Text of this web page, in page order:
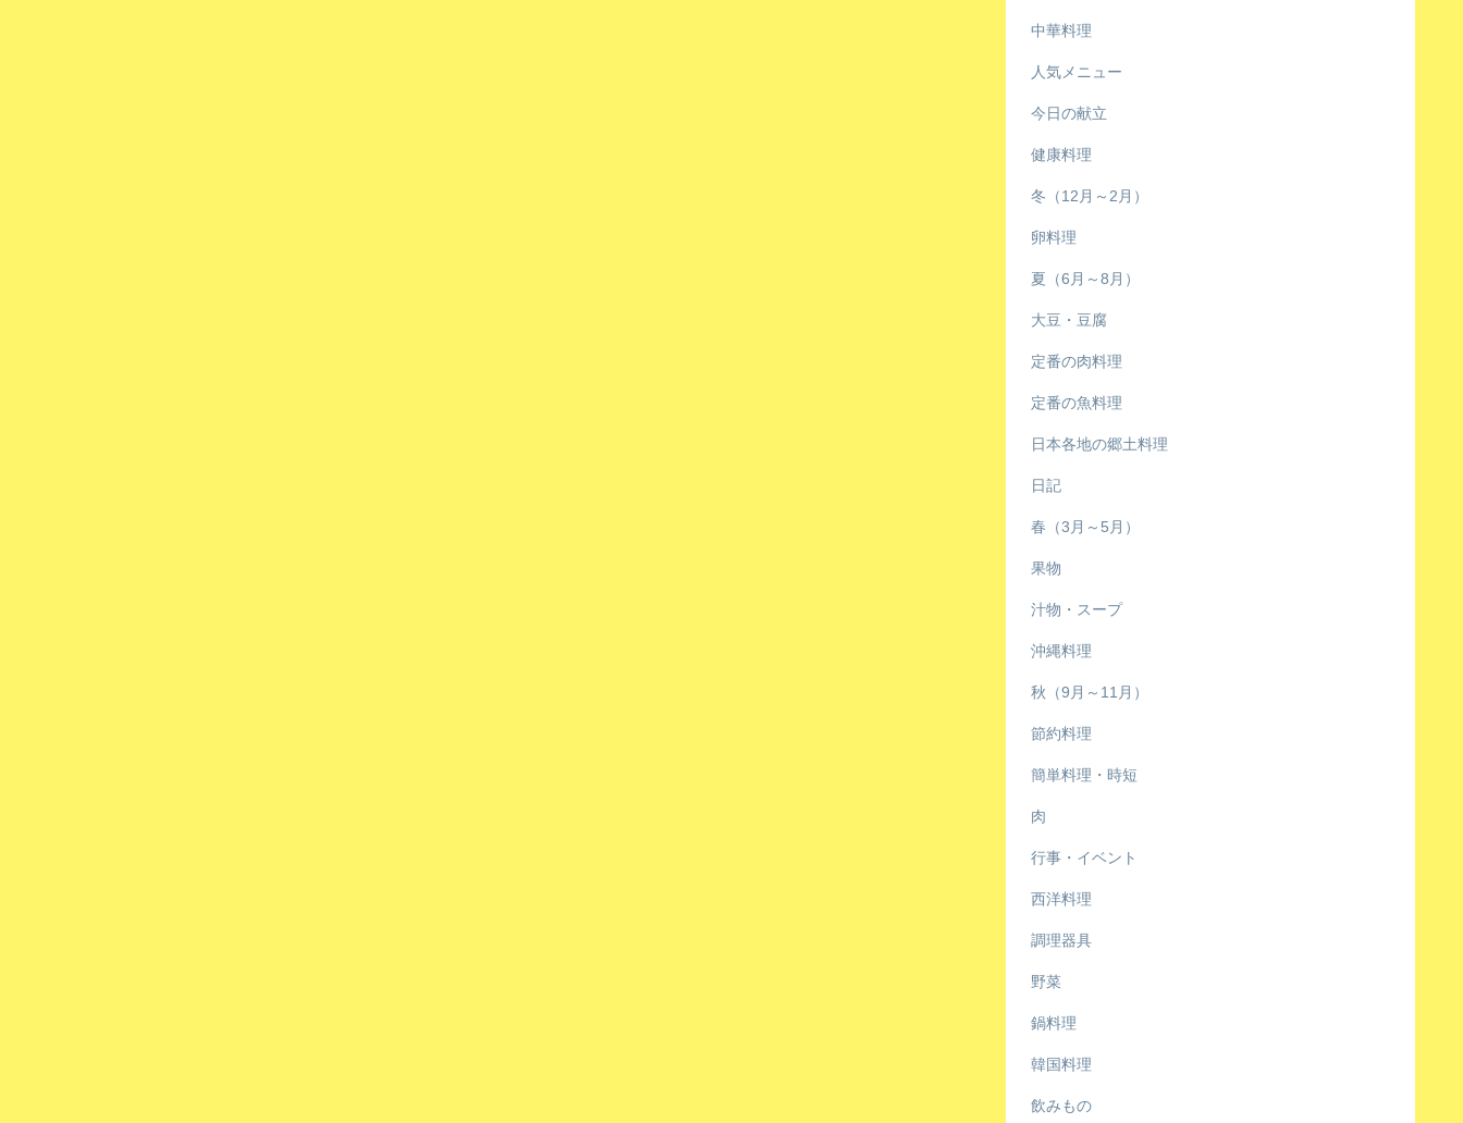
中華料理
人気メニュー
今日の献立
健康料理
冬（12月～2月）
卵料理
夏（6月～8月）
大豆・豆腐
定番の肉料理
定番の魚料理
日本各地の郷土料理
日記
春（3月～5月）
果物
汁物・スープ
沖縄料理
秋（9月～11月）
節約料理
簡単料理・時短
肉
行事・イベント
西洋料理
調理器具
野菜
鍋料理
韓国料理
飲みもの